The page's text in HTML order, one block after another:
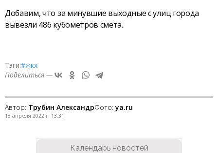
Добавим, что за минувшие выходные с улиц города
вывезли 486 кубометров смёта.
Тэги:#жкх
Поделиться —
Автор: Трубин АлександрФото: ya.ru
18 апреля 2022 г. 13:31
Календарь новостей